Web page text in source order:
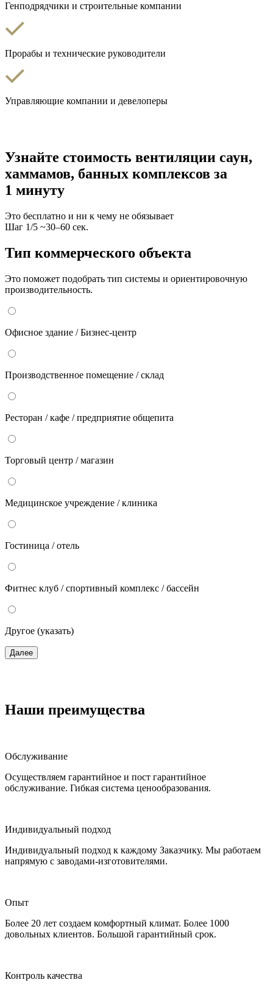
Генподрядчики и строительные компании
Прорабы и технические руководители
Управляющие компании и девелоперы
Узнайте стоимость вентиляции саун,
хаммамов, банных комплексов за
1 минуту
Это бесплатно и ни к чему не обязывает
Шаг 1/5 ~30–60 сек.
Тип коммерческого объекта
Это поможет подобрать тип системы и ориентировочную
производительность.
Офисное здание / Бизнес-центр
Производственное помещение / склад
Ресторан / кафе / предприятие общепита
Торговый центр / магазин
Медицинское учреждение / клиника
Гостиница / отель
Фитнес клуб / спортивный комплекс / бассейн
Другое (указать)
Далее
Наши преимущества
Обслуживание
Осуществляем гарантийное и пост гарантийное
обслуживание. Гибкая система ценообразования.
Индивидуальный подход
Индивидуальный подход к каждому Заказчику. Мы работаем
напрямую с заводами-изготовителями.
Опыт
Более 20 лет создаем комфортный климат. Более 1000
довольных клиентов. Большой гарантийный срок.
Контроль качества